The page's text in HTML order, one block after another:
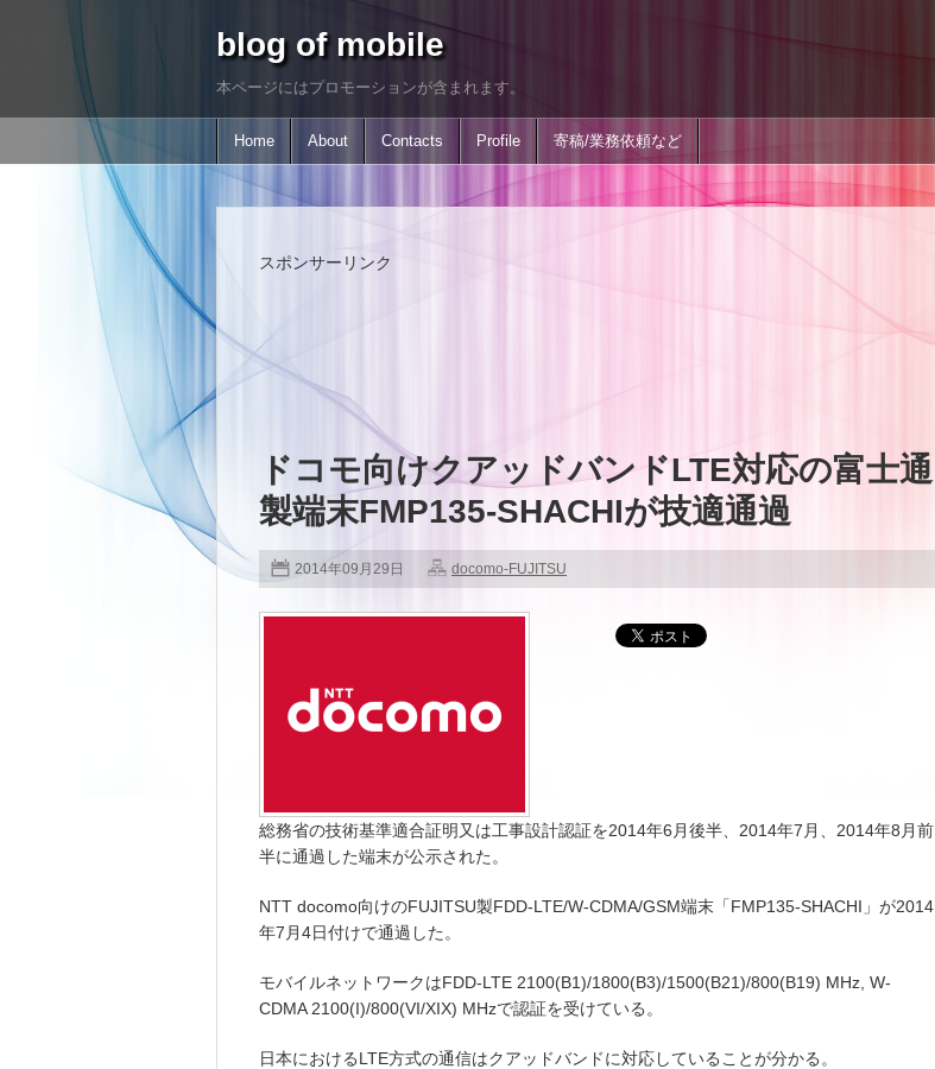
blog of mobile
本ページにはプロモーションが含まれます。
Home About Contacts Profile 寄稿/業務依頼など
スポンサーリンク
ドコモ向けクアッドバンドLTE対応の富士通
製端末FMP135-SHACHIが技適通過
2014年09月29日 docomo-FUJITSU
総務省の技術基準適合証明又は工事設計認証を2014年6月後半、2014年7月、2014年8月前
半に通過した端末が公示された。
NTT docomo向けのFUJITSU製FDD-LTE/W-CDMA/GSM端末「FMP135-SHACHI」が2014
年7月4日付けで通過した。
モバイルネットワークはFDD-LTE 2100(B1)/1800(B3)/1500(B21)/800(B19) MHz, W-
CDMA 2100(I)/800(VI/XIX) MHzで認証を受けている。
日本におけるLTE方式の通信はクアッドバンドに対応していることが分かる。